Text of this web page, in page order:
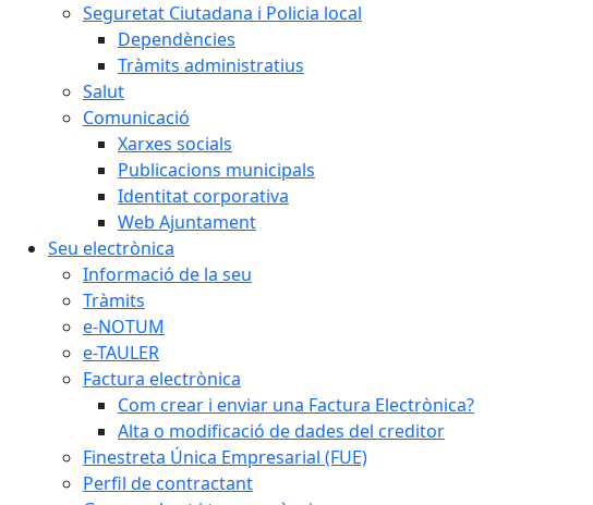
Seguretat Ciutadana i Policia local
Dependències
Tràmits administratius
Salut
Comunicació
Xarxes socials
Publicacions municipals
Identitat corporativa
Web Ajuntament
Seu electrònica
Informació de la seu
Tràmits
e-NOTUM
e-TAULER
Factura electrònica
Com crear i enviar una Factura Electrònica?
Alta o modificació de dades del creditor
Finestreta Única Empresarial (FUE)
Perfil de contractant